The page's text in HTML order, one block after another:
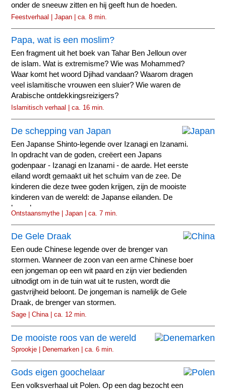
onder de sneeuw zitten en hij geeft hun de hoeden.
Feestverhaal | Japan | ca. 8 min.
Papa, wat is een moslim?
Een fragment uit het boek van Tahar Ben Jelloun over
de islam. Wat is extremisme? Wie was Mohammed?
Waar komt het woord Djihad vandaan? Waarom dragen
veel islamitische vrouwen een sluier? Wie waren de
Arabische ontdekkingsreizigers?
Islamitisch verhaal | ca. 16 min.
De schepping van Japan
Een Japanse Shinto-legende over Izanagi en Izanami.
In opdracht van de goden, creëert een Japans
godenpaar - Izanagi en Izanami - de aarde. Het eerste
eiland wordt gemaakt uit het schuim van de zee. De
kinderen die deze twee goden krijgen, zijn de mooiste
kinderen van de wereld: de Japanse eilanden. De
hemel...
Ontstaansmythe | Japan | ca. 7 min.
De Gele Draak
Een oude Chinese legende over de brenger van
stormen. Wanneer de zoon van een arme Chinese boer
een jongeman op een wit paard en zijn vier bedienden
uitnodigt om in de tuin wat uit te rusten, wordt die
gastvrijheid beloont. De jongeman is namelijk de Gele
Draak, de brenger van stormen.
Sage | China | ca. 12 min.
De mooiste roos van de wereld
Sprookje | Denemarken | ca. 6 min.
Gods eigen goochelaar
Een volksverhaal uit Polen. Op een dag bezocht een